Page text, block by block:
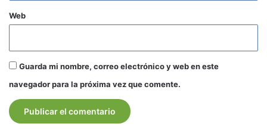
Web
Guarda mi nombre, correo electrónico y web en este
navegador para la próxima vez que comente.